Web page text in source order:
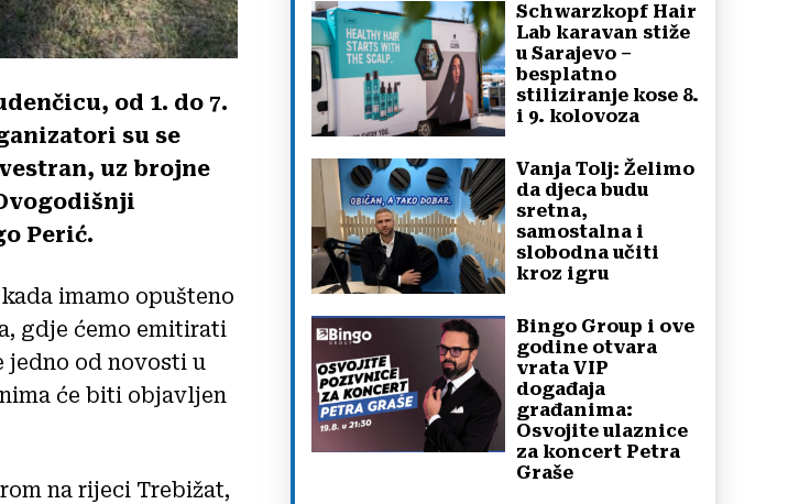
od 1. do 7.
su se
uz brojne
Perić.
imamo opušteno
gdje ćemo emitirati
jedno od novosti u
će biti objavljen
na rijeci Trebižat,
Schwarzkopf Hair
Lab karavan stiže
u Sarajevo –
besplatno
stiliziranje kose 8.
i 9. kolovoza
Vanja Tolj: Želimo
da djeca budu
sretna,
samostalna i
slobodna učiti
kroz igru
Bingo Group i ove
godine otvara
vrata VIP
događaja
građanima:
Osvojite ulaznice
za koncert Petra
Graše